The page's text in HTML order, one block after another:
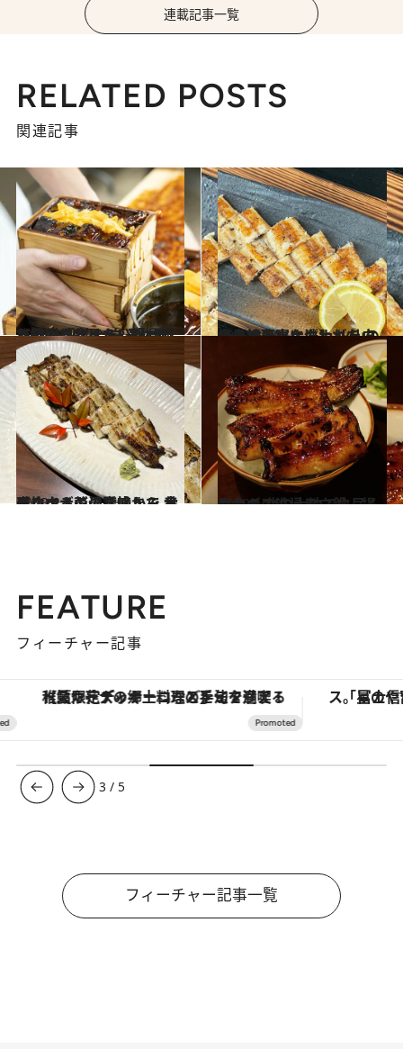
連載記事一覧
RELATED POSTS
関連記事
2025.4.26
【絶品グルメ・2選】ああ、おいしそう…。福岡で絶対に食べたい鰻せいろ蒸しと“真っ白ふわふわ”なお餅
旅＆お出かけ 2023.3.29
【島根のウナギ】 火山の島の地下水に洗われた ミネラル豊富なウナギを白焼きで！
グルメ
2023.2.1
青いウナギの誘惑から 養殖ウナギの最高峰まで 食べ比べる贅沢な愉しみ
グルメ 2022.12.8
ウナギの洗いにウ鍋、揚げもの 北の大地でウ尽くしコースに浸る
グルメ
FEATURE
フィーチャー記事
【夏限定ディナーコース】旬を迎える稚鮎や花ズッキーニなどをイタリア・トスカーナの郷土料理の手法で満喫！
3 / 5
フィーチャー記事一覧